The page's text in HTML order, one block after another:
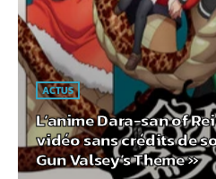
ACTUS
L’anime Dara-san of
vidéo sans crédits de
Gun Valsey’s Theme »